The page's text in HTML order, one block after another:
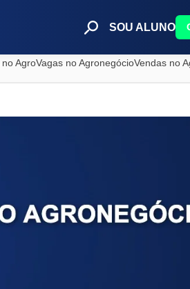
SOU ALUNO
AgroVagas no AgronegócioVendas no